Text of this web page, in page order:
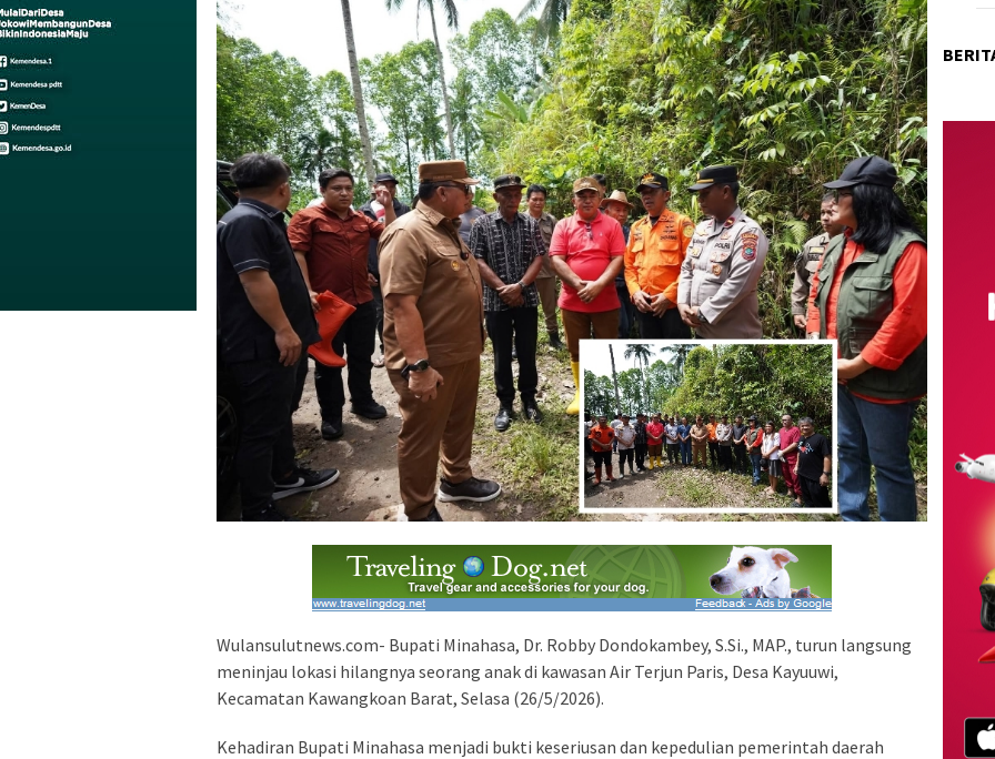
Wulansulutnews.com- Bupati Minahasa, Dr. Robby Dondokambey, S.Si., MAP., turun langsung
meninjau lokasi hilangnya seorang anak di kawasan Air Terjun Paris, Desa Kayuuwi,
Kecamatan Kawangkoan Barat, Selasa (26/5/2026).
Kehadiran Bupati Minahasa menjadi bukti keseriusan dan kepedulian pemerintah daerah